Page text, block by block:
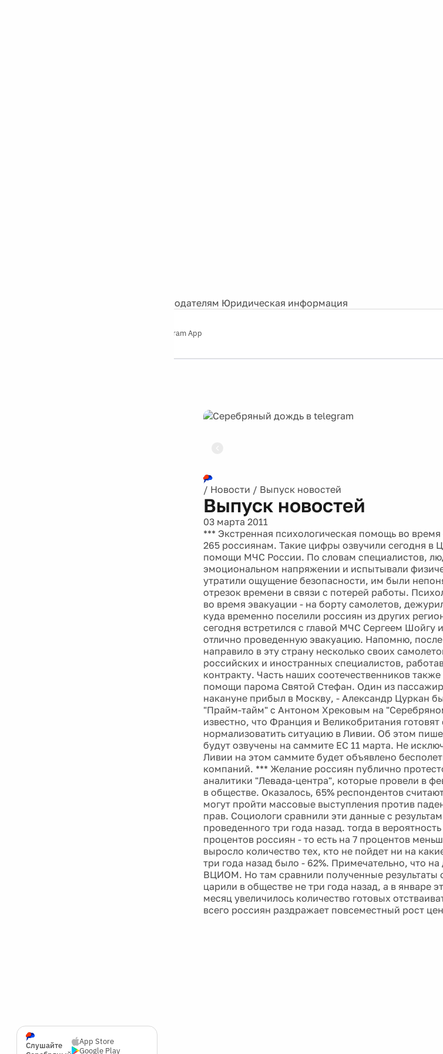
Рекламодателям Юридическая информация
Telegram App
Слушайте
App Store
Google Play
/ Новости / Выпуск новостей
Выпуск новостей
03 марта 2011
*** Экстренная психологическая помощь во
265 россиянам. Такие цифры озвучили сегодня в
помощи МЧС России. По словам специалистов,
эмоциональном напряжении и испытывали
утратили ощущение безопасности, им были
отрезок времени в связи с потерей работы.
во время эвакуации - на борту самолетов,
куда временно поселили россиян из других
сегодня встретился с главой МЧС Сергеем Шойгу
отлично проведенную эвакуацию. Напомню,
направило в эту страну несколько своих
российских и иностранных специалистов,
контракту. Часть наших соотечественников
помощи парома Святой Стефан. Один из
накануне прибыл в Москву, - Александр Цуркан
"Прайм-тайм" с Антоном Хрековым на
известно, что Франция и Великобритания
нормализоватить ситуацию в Ливии. Об этом
будут озвучены на саммите ЕС 11 марта. Не
Ливии на этом саммите будет объявлено
компаний. *** Желание россиян публично
аналитики "Левада-центра", которые провели в
в обществе. Оказалось, 65% респондентов
могут пройти массовые выступления против
прав. Социологи сравнили эти данные с
проведенного три года назад. тогда в
процентов россиян - то есть на 7 процентов
выросло количество тех, кто не пойдет ни на
три года назад было - 62%. Примечательно, что
ВЦИОМ. Но там сравнили полученные результаты
царили в обществе не три года назад, а в январе
месяц увеличилось количество готовых
всего россиян раздражает повсеместный рост